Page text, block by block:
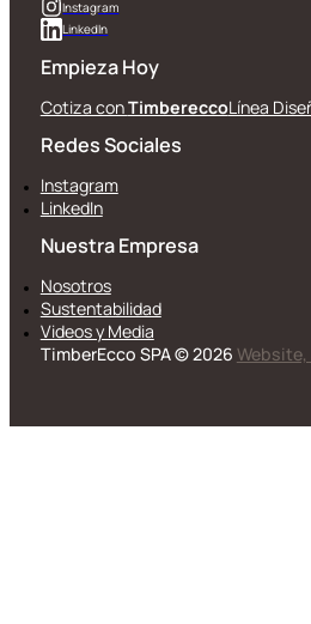
Instagram
LinkedIn
Empieza Hoy
Cotiza conTimbereccoLínea
Redes Sociales
Instagram
LinkedIn
Nuestra Empresa
Nosotros
Sustentabilidad
Videos y Media
TimberEcco SPA © 2026 Website,